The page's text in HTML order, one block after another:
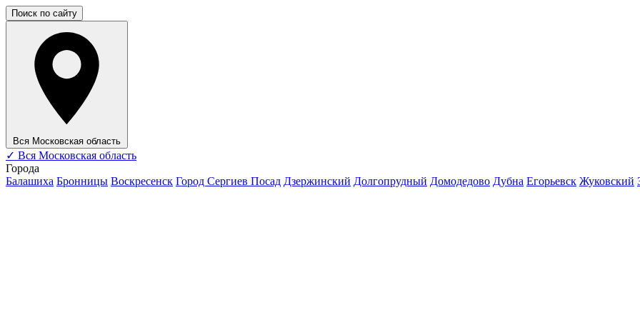
Поиск по сайту
Вся Московская область
✓ Вся Московская область
Города
Балашиха Бронницы Воскресенск Город Сергиев Посад Дзержинский Долгопрудный Домодедово Дубна Егорьевск Жуковский